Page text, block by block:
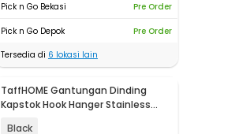
Pick n Go Bekasi
Pre Order
Pick n Go Depok
Pre Order
Tersedia di 6 lokasi lain
TaffHOME Gantungan Dinding
Kapstok Hook Hanger Stainless
Black